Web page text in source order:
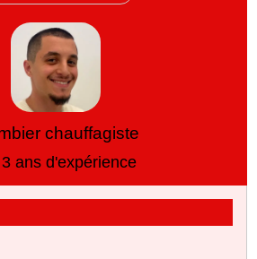
chauffagiste
ans d'expérience